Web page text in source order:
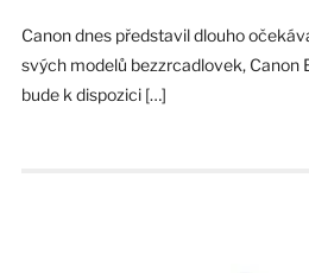
Canon dnes představil dlouho
svých modelů bezzrcadlovek, Canon
bude k dispozici […]